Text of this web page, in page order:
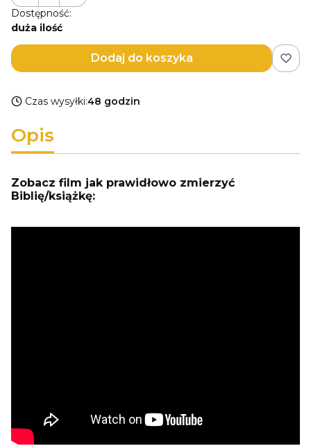
Dostępność:
duża ilość
Dodaj do koszyka
Czas wysyłki:48 godzin
Opis
Zobacz film jak prawidłowo zmierzyć
Biblię/książkę: